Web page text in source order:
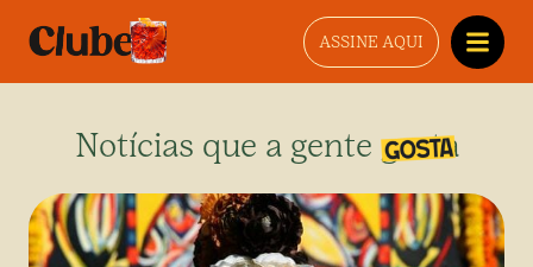
ASSINE AQUI
Notícias que a gente gosta